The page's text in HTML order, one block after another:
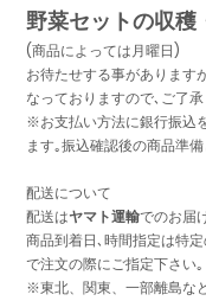
野菜セットの収穫
(商品によっては月曜日)
お待たせする事がありますが
なっておりますので､ご了
※お支払い方法に銀行振込
ます｡振込確認後の商品準
配送について
配送はヤマト運輸でのお届
商品到着日､時間指定は特
で注文の際にご指定下さい｡
※東北、関東、一部離島な